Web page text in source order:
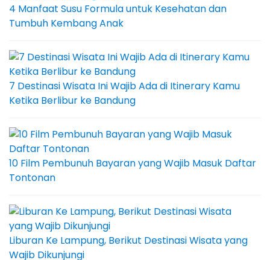
4 Manfaat Susu Formula untuk Kesehatan dan
Tumbuh Kembang Anak
7 Destinasi Wisata Ini Wajib Ada di Itinerary Kamu
Ketika Berlibur ke Bandung
10 Film Pembunuh Bayaran yang Wajib Masuk Daftar
Tontonan
Liburan Ke Lampung, Berikut Destinasi Wisata yang
Wajib Dikunjungi